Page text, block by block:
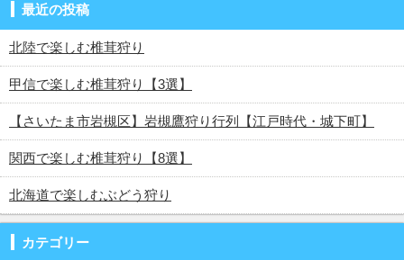
最近の投稿
北陸で楽しむ椎茸狩り
甲信で楽しむ椎茸狩り【3選】
【さいたま市岩槻区】岩槻鷹狩り行列【江戸時代・城下町】
関西で楽しむ椎茸狩り【8選】
北海道で楽しむぶどう狩り
カテゴリー